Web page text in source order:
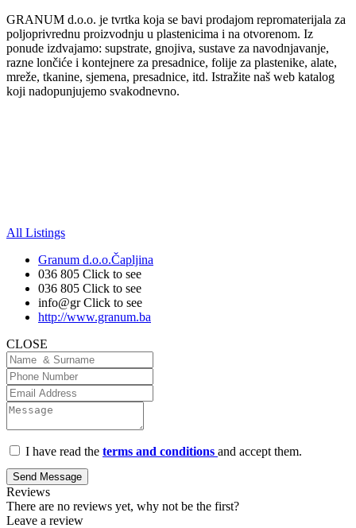
GRANUM d.o.o. je tvrtka koja se bavi prodajom repromaterijala za
poljoprivrednu proizvodnju u plastenicima i na otvorenom. Iz
ponude izdvajamo: supstrate, gnojiva, sustave za navodnjavanje,
razne lončiće i kontejnere za presadnice, folije za plastenike, alate,
mreže, tkanine, sjemena, presadnice, itd. Istražite naš web katalog
koji nadopunjujemo svakodnevno.
All Listings
Granum d.o.o.Čapljina
036 805 Click to see
036 805 Click to see
info@gr Click to see
http://www.granum.ba
CLOSE
I have read the terms and conditions and accept them.
Send Message
Reviews
There are no reviews yet, why not be the first?
Leave a review